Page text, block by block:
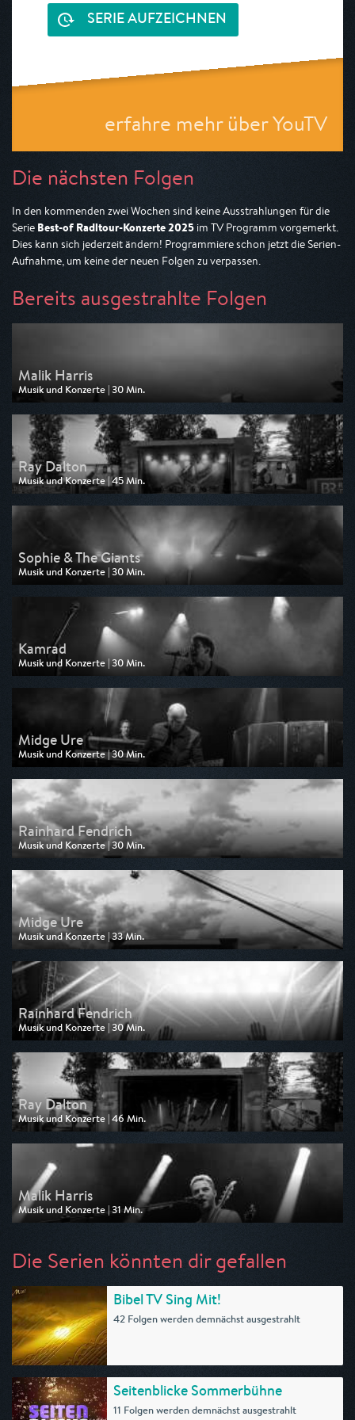
SERIE AUFZEICHNEN
erfahre mehr über YouTV
Die nächsten Folgen
In den kommenden zwei Wochen sind keine Ausstrahlungen für die
Serie Best-of Radltour-Konzerte 2025 im TV Programm vorgemerkt.
Dies kann sich jederzeit ändern! Programmiere schon jetzt die Serien-
Aufnahme, um keine der neuen Folgen zu verpassen.
Bereits ausgestrahlte Folgen
Malik Harris
Musik und Konzerte | 30 Min.
Ausgestrahlt von BR
am 31.07.2026, 01:30
Ray Dalton
Musik und Konzerte | 45 Min.
Ausgestrahlt von BR
am 31.07.2026, 00:45
Sophie & The Giants
Musik und Konzerte | 30 Min.
Ausgestrahlt von BR
am 24.07.2026, 02:15
Kamrad
Musik und Konzerte | 30 Min.
Ausgestrahlt von BR
am 24.07.2026, 01:45
Midge Ure
Musik und Konzerte | 30 Min.
Ausgestrahlt von BR
am 17.07.2026, 02:00
Rainhard Fendrich
Musik und Konzerte | 30 Min.
Ausgestrahlt von BR
am 17.07.2026, 01:30
Midge Ure
Musik und Konzerte | 33 Min.
Ausgestrahlt von 3sat
am 16.06.2026, 03:43
Rainhard Fendrich
Musik und Konzerte | 30 Min.
Ausgestrahlt von 3sat
am 16.06.2026, 03:13
Ray Dalton
Musik und Konzerte | 46 Min.
Ausgestrahlt von 3sat
am 16.06.2026, 02:27
Malik Harris
Musik und Konzerte | 31 Min.
Ausgestrahlt von 3sat
Die Serien könnten dir gefallen
Bibel TV Sing Mit!
42 Folgen werden demnächst ausgestrahlt
Seitenblicke Sommerbühne
11 Folgen werden demnächst ausgestrahlt